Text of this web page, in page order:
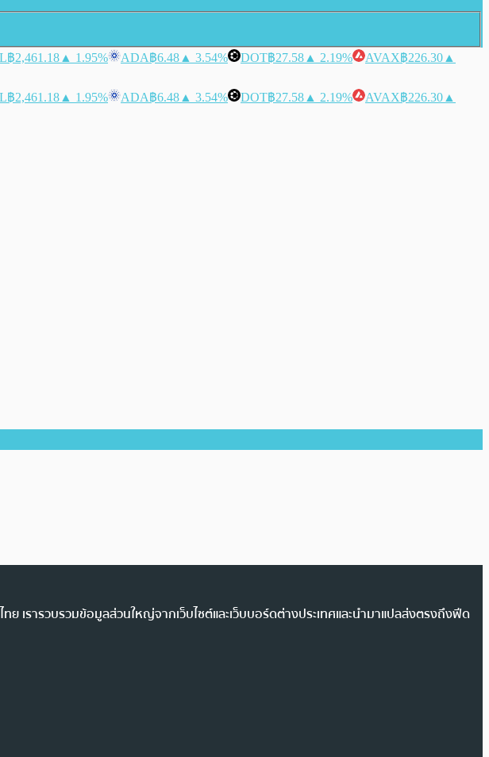
฿2,461.18 ▲ 1.95% ADA฿6.48 ▲ 3.54% DOT฿27.58 ▲ 2.19% AVAX฿226.30 ▲
฿2,461.18 ▲ 1.95% ADA฿6.48 ▲ 3.54% DOT฿27.58 ▲ 2.19% AVAX฿226.30 ▲
เรารวบรวมข้อมูลส่วนใหญ่จากเว็บไซต์และเว็บบอร์ดต่างประเทศและนำมาแปลส่งตรงถึงฟีด